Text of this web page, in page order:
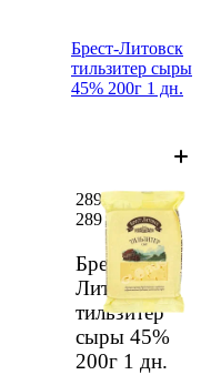
Брест-Литовск
тильзитер сыры
45% 200г 1 дн.
Брест-
Литовск
тильзитер
сыры 45%
200г 1 дн.
289 сом
289 сом